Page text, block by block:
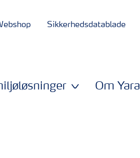
Sikkerhedsdatablade
Om Yara